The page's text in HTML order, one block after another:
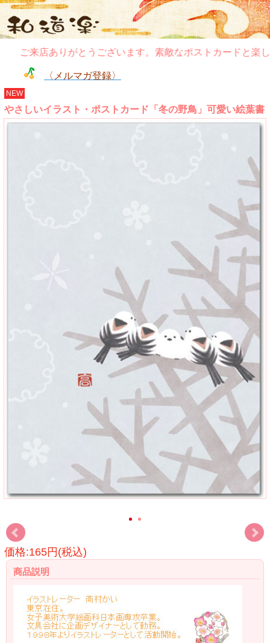
ご来店ありがとうございます。素敵なポストカードと楽し
〈メルマガ登録〉
NEW
やさしいイラスト・ポストカード「冬の野鳥」可愛い絵葉書
価格:165円(税込)
商品説明